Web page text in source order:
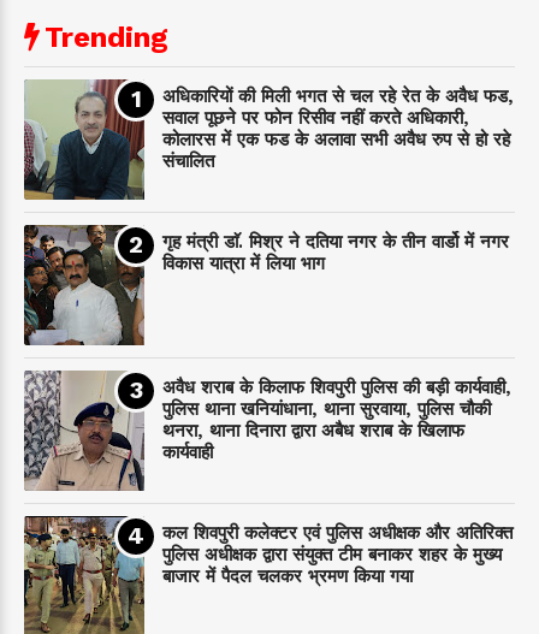
Trending
अधिकारियों की मिली भगत से चल रहे रेत के अवैध फड,
सवाल पूछने पर फोन रिसीव नहीं करते अधिकारी,
कोलारस में एक फड के अलावा सभी अवैध रुप से हो रहे
संचालित
गृह मंत्री डाॅ. मिश्र ने दतिया नगर के तीन वार्डो में नगर
विकास यात्रा में लिया भाग
अवैध शराब के किलाफ शिवपुरी पुलिस की बड़ी कार्यवाही,
पुलिस थाना खनियांधाना, थाना सुरवाया, पुलिस चौकी
थनरा, थाना दिनारा द्वारा अबैध शराब के खिलाफ
कार्यवाही
कल शिवपुरी कलेक्टर एवं पुलिस अधीक्षक और अतिरिक्त
पुलिस अधीक्षक द्वारा संयुक्त टीम बनाकर शहर के मुख्य
बाजार में पैदल चलकर भ्रमण किया गया